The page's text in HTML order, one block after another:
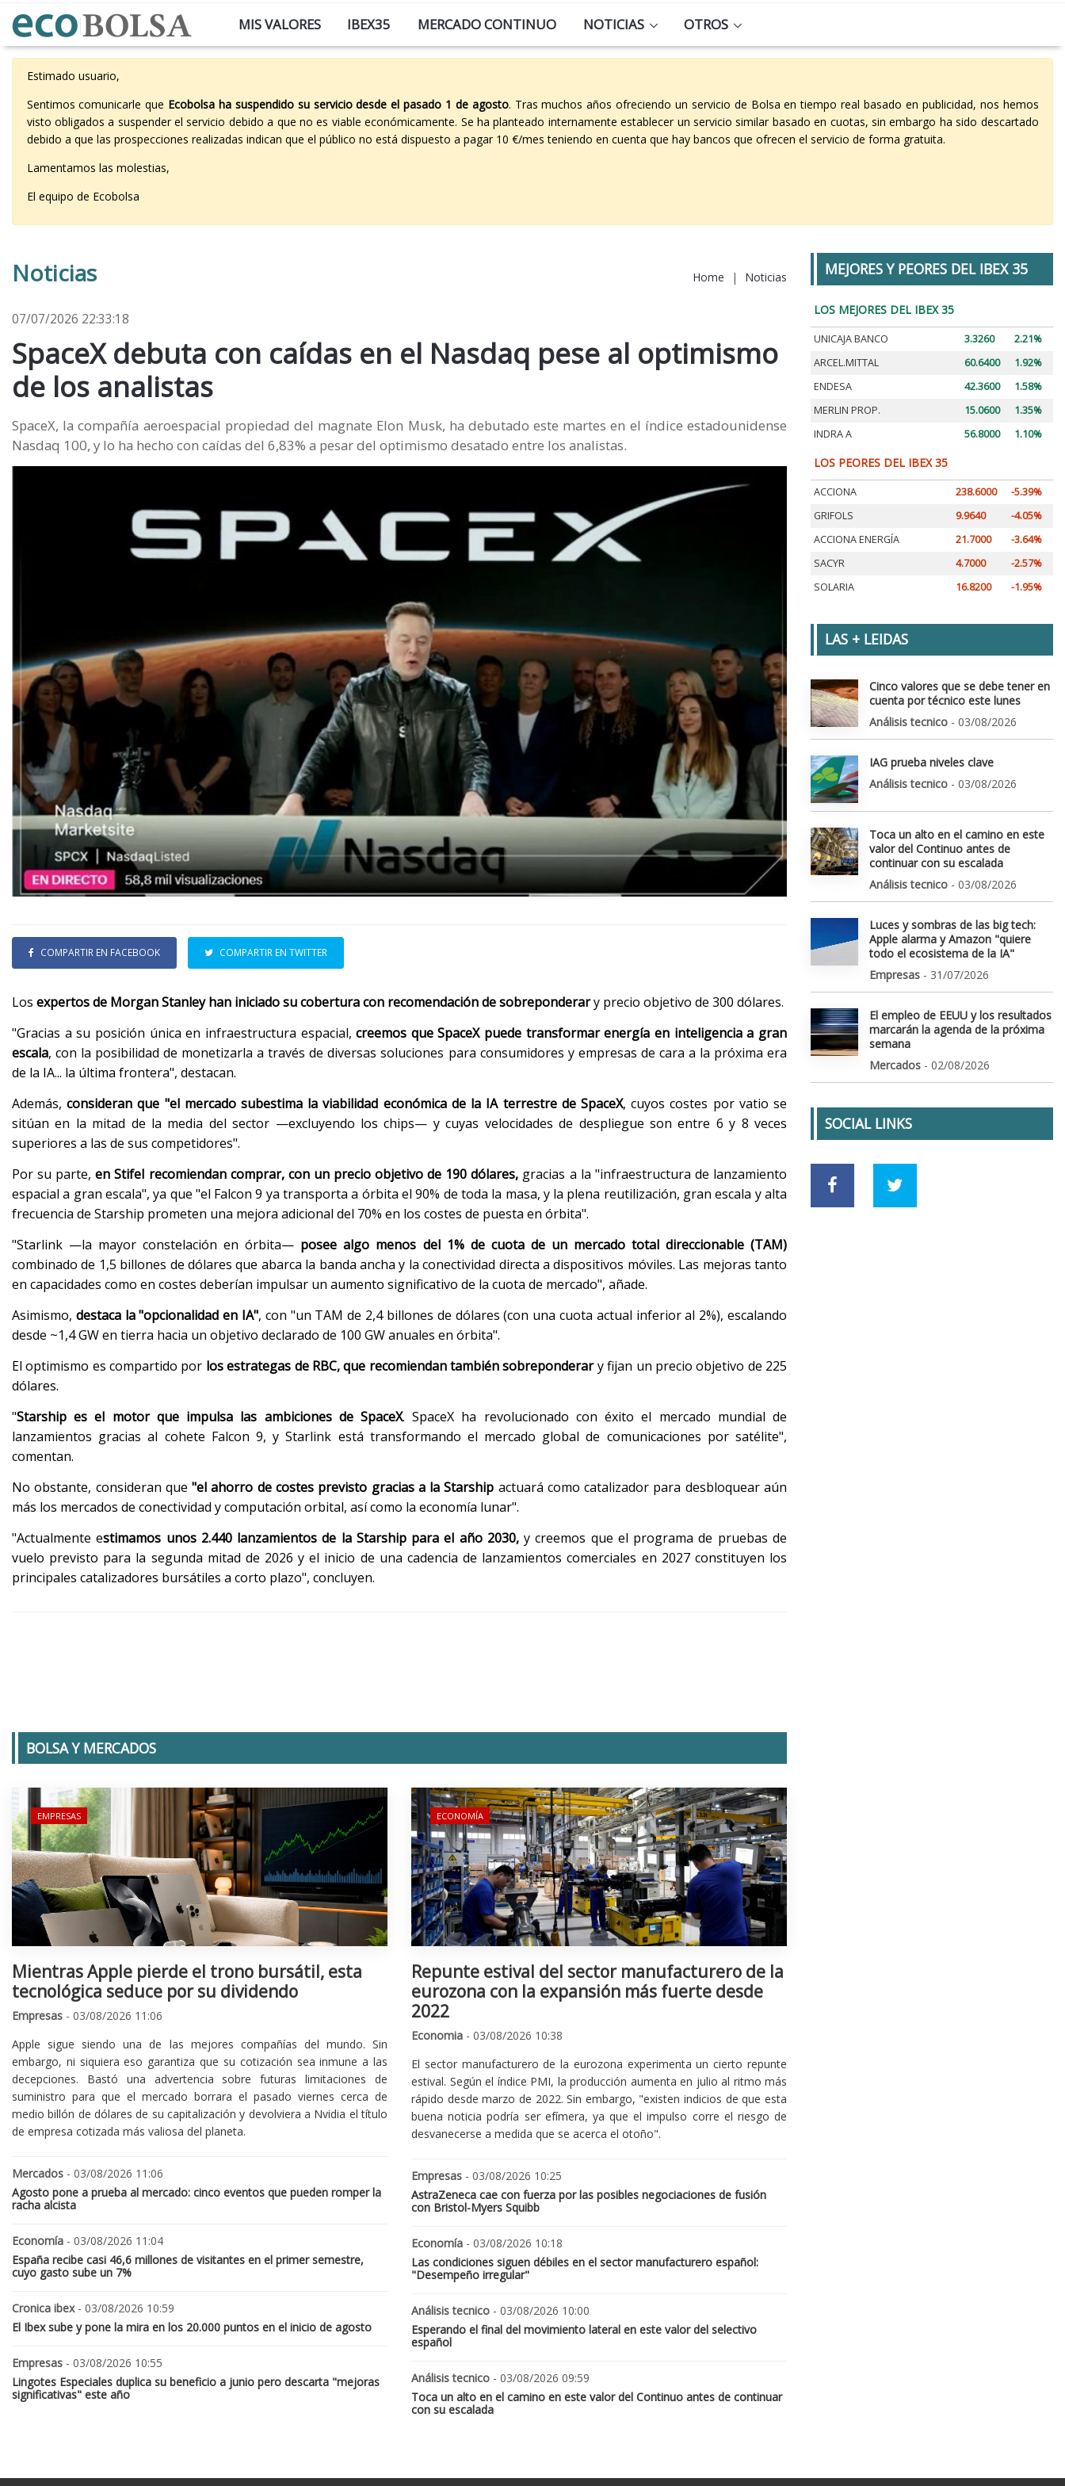
MIS VALORES IBEX35 MERCADO CONTINUO NOTICIAS OTROS
Estimado usuario,
Sentimos comunicarle que Ecobolsa ha suspendido su servicio desde el pasado 1 de agosto. Tras muchos años ofreciendo un servicio de Bolsa en tiempo real basado en publicidad, nos hemos
visto obligados a suspender el servicio debido a que no es viable económicamente. Se ha planteado internamente establecer un servicio similar basado en cuotas, sin embargo ha sido descartado
debido a que las prospecciones realizadas indican que el público no está dispuesto a pagar 10 €/mes teniendo en cuenta que hay bancos que ofrecen el servicio de forma gratuita.
Lamentamos las molestias,
El equipo de Ecobolsa
Noticias Home | Noticias
07/07/2026 22:33:18
SpaceX debuta con caídas en el Nasdaq pese al optimismo
de los analistas
SpaceX, la compañía aeroespacial propiedad del magnate Elon Musk, ha debutado este martes en el índice estadounidense
Nasdaq 100, y lo ha hecho con caídas del 6,83% a pesar del optimismo desatado entre los analistas.
COMPARTIR EN FACEBOOK COMPARTIR EN TWITTER
Los expertos de Morgan Stanley han iniciado su cobertura con recomendación de sobreponderary precio objetivo de 300 dólares.
"Gracias a su posición única en infraestructura espacial, creemos que SpaceX puede transformar energía en inteligencia a gran
escala, con la posibilidad de monetizarla a través de diversas soluciones para consumidores y empresas de cara a la próxima era
de la IA... la última frontera", destacan.
Además, consideran que "el mercado subestima la viabilidad económica de la IA terrestre de SpaceX, cuyos costes por vatio se
sitúan en la mitad de la media del sector —excluyendo los chips— y cuyas velocidades de despliegue son entre 6 y 8 veces
superiores a las de sus competidores".
Por su parte,en Stifel recomiendan comprar, con un precio objetivo de 190 dólares, gracias a la "infraestructura de lanzamiento
espacial a gran escala", ya que "el Falcon 9 ya transporta a órbita el 90% de toda la masa, y la plena reutilización, gran escala y alta
frecuencia de Starship prometen una mejora adicional del 70% en los costes de puesta en órbita".
"Starlink —la mayor constelación en órbita— posee algo menos del 1% de cuota de un mercado total direccionable (TAM)
combinado de 1,5 billones de dólares que abarca la banda ancha y la conectividad directa a dispositivos móviles. Las mejoras tanto
en capacidades como en costes deberían impulsar un aumento significativo de la cuota de mercado", añade.
Asimismo, destaca la "opcionalidad en IA", con "un TAM de 2,4 billones de dólares (con una cuota actual inferior al 2%), escalando
desde ~1,4 GW en tierra hacia un objetivo declarado de 100 GW anuales en órbita".
El optimismo es compartido por los estrategas de RBC, que recomiendan también sobreponderary fijan un precio objetivo de 225
dólares.
"Starship es el motor que impulsa las ambiciones de SpaceX. SpaceX ha revolucionado con éxito el mercado mundial de
lanzamientos gracias al cohete Falcon 9, y Starlink está transformando el mercado global de comunicaciones por satélite",
comentan.
No obstante, consideran que"el ahorro de costes previsto gracias a la Starship actuará como catalizador para desbloquear aún
más los mercados de conectividad y computación orbital, así como la economía lunar".
"Actualmente estimamos unos 2.440 lanzamientos de la Starship para el año 2030,y creemos que el programa de pruebas de
vuelo previsto para la segunda mitad de 2026 y el inicio de una cadencia de lanzamientos comerciales en 2027 constituyen los
principales catalizadores bursátiles a corto plazo", concluyen.
BOLSA Y MERCADOS
EMPRESAS
Mientras Apple pierde el trono bursátil, esta
tecnológica seduce por su dividendo
Empresas - 03/08/2026 11:06
Apple sigue siendo una de las mejores compañías del mundo. Sin
embargo, ni siquiera eso garantiza que su cotización sea inmune a las
decepciones. Bastó una advertencia sobre futuras limitaciones de
suministro para que el mercado borrara el pasado viernes cerca de
medio billón de dólares de su capitalización y devolviera a Nvidia el título
de empresa cotizada más valiosa del planeta.
Mercados - 03/08/2026 11:06
Agosto pone a prueba al mercado: cinco eventos que pueden romper la
racha alcista
Economía - 03/08/2026 11:04
España recibe casi 46,6 millones de visitantes en el primer semestre,
cuyo gasto sube un 7%
Cronica ibex- 03/08/2026 10:59
El Ibex sube y pone la mira en los 20.000 puntos en el inicio de agosto
Empresas - 03/08/2026 10:55
Lingotes Especiales duplica su beneficio a junio pero descarta "mejoras
significativas" este año
ECONOMÍA
Repunte estival del sector manufacturero de la
eurozona con la expansión más fuerte desde
2022
Economia - 03/08/2026 10:38
El sector manufacturero de la eurozona experimenta un cierto repunte
estival. Según el índice PMI, la producción aumenta en julio al ritmo más
rápido desde marzo de 2022. Sin embargo, "existen indicios de que esta
buena noticia podría ser efímera, ya que el impulso corre el riesgo de
desvanecerse a medida que se acerca el otoño".
Empresas - 03/08/2026 10:25
AstraZeneca cae con fuerza por las posibles negociaciones de fusión
con Bristol-Myers Squibb
Economía - 03/08/2026 10:18
Las condiciones siguen débiles en el sector manufacturero español:
"Desempeño irregular"
Análisis tecnico - 03/08/2026 10:00
Esperando el final del movimiento lateral en este valor del selectivo
español
Análisis tecnico - 03/08/2026 09:59
Toca un alto en el camino en este valor del Continuo antes de continuar
con su escalada
MEJORES Y PEORES DEL IBEX 35
LOS MEJORES DEL IBEX 35
UNICAJA BANCO 3.3260
2.21%
ARCEL.MITTAL
60.6400
1.92%
ENDESA
42.3600
1.58%
MERLIN PROP.
15.0600
1.35%
INDRA A
56.8000 1.10%
LOS PEORES DEL IBEX 35
ACCIONA 238.6000
-5.39%
GRIFOLS
9.9640
-4.05%
ACCIONA ENERGÍA
21.7000
-3.64%
SACYR
4.7000
-2.57%
SOLARIA
16.8200 -1.95%
LAS + LEIDAS
Cinco valores que se debe tener en
cuenta por técnico este lunes
Análisis tecnico - 03/08/2026
IAG prueba niveles clave
Análisis tecnico - 03/08/2026
Toca un alto en el camino en este
valor del Continuo antes de
continuar con su escalada
Análisis tecnico - 03/08/2026
Luces y sombras de las big tech:
Apple alarma y Amazon "quiere
todo el ecosistema de la IA"
Empresas - 31/07/2026
El empleo de EEUU y los resultados
marcarán la agenda de la próxima
semana
Mercados - 02/08/2026
SOCIAL LINKS